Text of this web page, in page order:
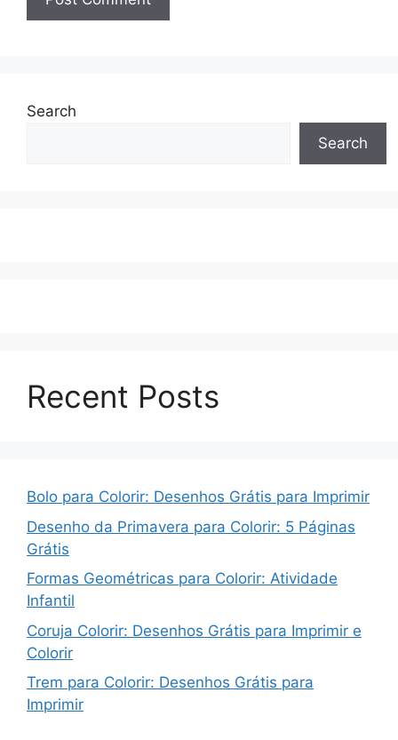
Search
Search
Recent Posts
Bolo para Colorir: Desenhos Grátis para Imprimir
Desenho da Primavera para Colorir: 5 Páginas
Grátis
Formas Geométricas para Colorir: Atividade
Infantil
Coruja Colorir: Desenhos Grátis para Imprimir e
Colorir
Trem para Colorir: Desenhos Grátis para
Imprimir